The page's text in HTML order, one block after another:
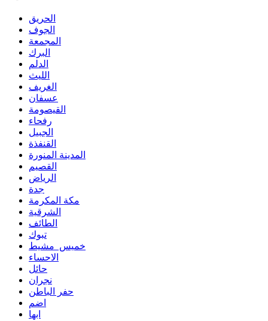
الحريق
الجوف
المجمعة
البرك
الدلم
الليث
الغريف
عسفان
القيصومة
رفحاء
الجبيل
القنفذة
المدينة المنورة
القصيم
الرياض
جدة
مكة المكرمة
الشرقية
الطائف
تبوك
خميس مشيط
الاحساء
حائل
نجران
حفر الباطن
اضم
ابها